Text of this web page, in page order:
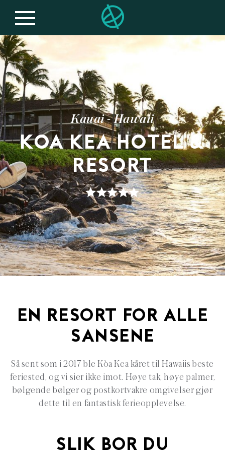
Kauai - Hawaii
KOA KEA HOTEL &
RESORT
EN RESORT FOR ALLE
SANSENE
Så sent som i 2017 ble Kòa Kea kåret til Hawaiis beste
feriested, og vi sier ikke imot. Høye tak, høye palmer,
bølgende bølger og postkortvakre omgivelser gjør
dette til en fantastisk ferieopplevelse.
SLIK BOR DU